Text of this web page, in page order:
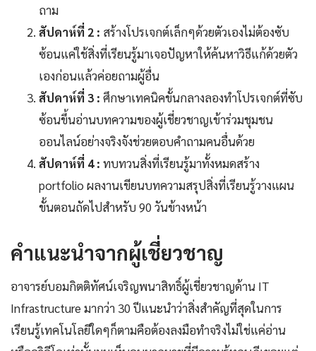
ถาม
สัปดาห์ที่ 2 : สร้างโปรเจกต์เล็กๆด้วยตัวเองไม่ต้องซับ
ซ้อนแค่ใช้สิ่งที่เรียนรู้มาเจอปัญหาให้ค้นหาวิธีแก้ด้วยตัว
เองก่อนแล้วค่อยถามผู้อื่น
สัปดาห์ที่ 3 : ศึกษาเทคนิคขั้นกลางลองทำโปรเจกต์ที่ซับ
ซ้อนขึ้นอ่านบทความของผู้เชี่ยวชาญเข้าร่วมชุมชน
ออนไลน์อย่างจริงจังช่วยตอบคำถามคนอื่นด้วย
สัปดาห์ที่ 4 : ทบทวนสิ่งที่เรียนรู้มาทั้งหมดสร้าง
portfolio ผลงานเขียนบทความสรุปสิ่งที่เรียนรู้วางแผน
ขั้นตอนถัดไปสำหรับ 90 วันข้างหน้า
คำแนะนำจากผู้เชี่ยวชาญ
อาจารย์บอมกิตติทัศน์เจริญพนาสิทธิ์ผู้เชี่ยวชาญด้าน IT
Infrastructure มากว่า 30 ปีแนะนำว่าสิ่งสำคัญที่สุดในการ
เรียนรู้เทคโนโลยีใดๆก็ตามคือต้องลงมือทำจริงไม่ใช่แค่อ่าน